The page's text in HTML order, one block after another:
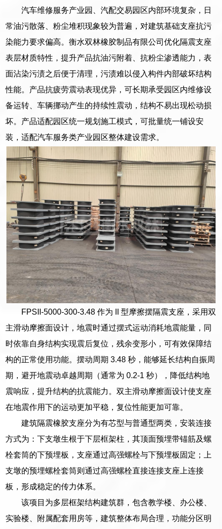
汽车维修服务产业园、汽配交易园区内部环境复杂，日
常油污散落、粉尘堆积现象较为普遍，对建筑基础支座抗污
染能力要求偏高。衡水双林橡胶制品有限公司优化隔震支座
表层材质特性，提升产品抗油污附着、抗粉尘渗透能力，表
面沾染污渍之后便于清理，污渍难以侵入构件内部破坏结构
性能。产品抗疲劳震动表现优异，可长期承受园区内维修设
备运转、车辆挪动产生的持续性震动，结构不易出现松动损
坏。产品适配园区统一规划施工模式，可批量统一铺设安
装，适配汽车服务类产业园区整体建设需求。
FPSII-5000-300-3.48 作为 II 型摩擦摆隔震支座，采用双
主滑动摩擦面设计，地震时通过摆式运动消耗地震能量，同
时依靠自身结构实现震后复位，残余变形小，可有效保障结
构的正常使用功能。摆动周期 3.48 秒，能够延长结构自振周
期，避开地震动卓越周期（通常为 0.2-1 秒），降低结构地
震响应，提升结构的抗震能力。双主滑动摩擦面设计使支座
在地震作用下的运动更加平稳，复位性能更加可靠。
建筑隔震橡胶支座分为有芯型与普通型两类，安装连接
方式为：下支墩生根于下层框架柱，其顶面预埋带锚筋及螺
栓套筒的下预埋板，支座通过高强螺栓与下预埋板固定；上
支墩的预埋螺栓套筒则通过高强螺栓直接连接支座上连接
板，形成稳定的传力体系。
该项目为多层框架结构建筑群，包含教学楼、办公楼、
实验楼、附属配套用房等，建筑整体布局合理，功能分区明